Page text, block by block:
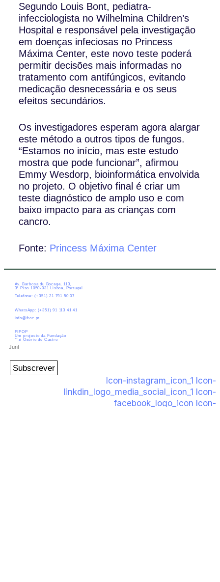
Segundo Louis Bont, pediatra-
infecciologista no Wilhelmina Children’s
Hospital e responsável pela investigação
em doenças infeciosas no Princess
Máxima Center, este novo teste poderá
permitir decisões mais informadas no
tratamento com antifúngicos, evitando
medicação desnecessária e os seus
efeitos secundários.
Os investigadores esperam agora alargar
este método a outros tipos de fungos.
“Estamos no início, mas este estudo
mostra que pode funcionar”, afirmou
Emmy Wesdorp, bioinformática envolvida
no projeto. O objetivo final é criar um
teste diagnóstico de amplo uso e com
baixo impacto para as crianças com
cancro.
Fonte: Princess Máxima Center
Av. Barbosa du Bocage, 113,
3º Piso 1050-031 Lisboa, Portugal
Telefone: (+351) 21 791 50 07
WhatsApp: (+351) 91 113 41 41
info@froc.pt
PIPOP
Um projecto da Fundação
Rui Osório de Castro
Subscrever
Icon-instagram_icon_1 Icon-
linkdin_logo_media_social_icon_1 Icon-
facebook_logo_icon Icon-